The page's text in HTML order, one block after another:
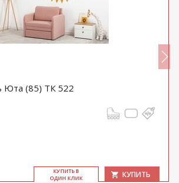
Юта (85) ТК 522
КУ­ПИТЬ В
ОДИН КЛИК
КУПИТЬ